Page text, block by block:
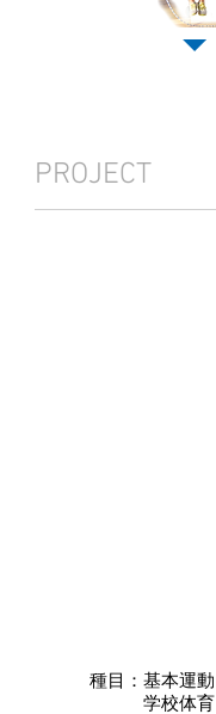
PROJECT
種目：基本運動
​ 学校体育